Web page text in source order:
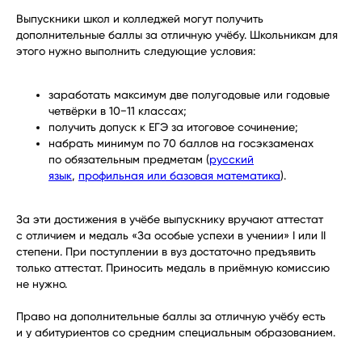
Выпускники школ и колледжей могут получить
дополнительные баллы за отличную учёбу. Школьникам для
этого нужно выполнить следующие условия:
заработать максимум две полугодовые или годовые
четвёрки в 10−11 классах;
получить допуск к ЕГЭ за итоговое сочинение;
набрать минимум по 70 баллов на госэкзаменах
по обязательным предметам (русский
язык, профильная или базовая математика).
За эти достижения в учёбе выпускнику вручают аттестат
с отличием и медаль «За особые успехи в учении» I или II
степени. При поступлении в вуз достаточно предъявить
только аттестат. Приносить медаль в приёмную комиссию
не нужно.
Право на дополнительные баллы за отличную учёбу есть
и у абитуриентов со средним специальным образованием.